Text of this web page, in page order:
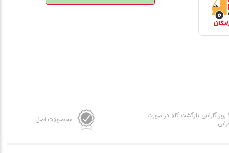
3 روز گارانتی بازگشت کالا در صورت
محصولات اصل